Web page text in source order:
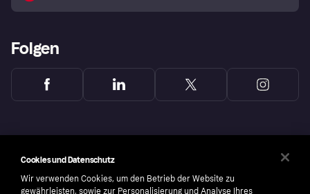
Folgen
Cookies und Datenschutz
Wir verwenden Cookies, um den Betrieb der Website zu
gewährleisten, sowie zur Personalisierung und Analyse Ihres